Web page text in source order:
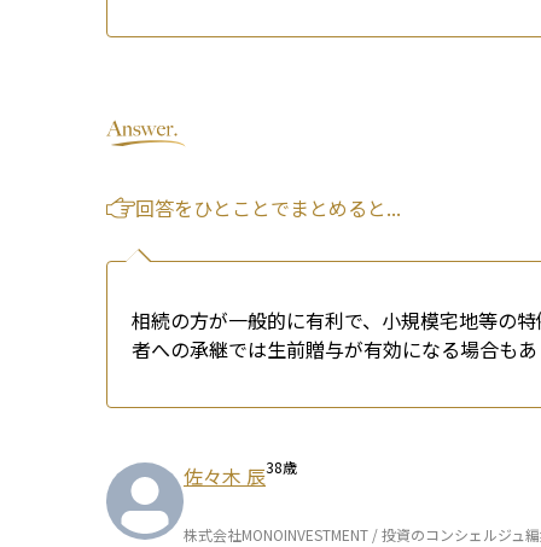
回答をひとことでまとめると...
相続の方が一般的に有利で、小規模宅地等の
者への承継では生前贈与が有効になる場合も
佐々木 辰38歳
株式会社MONOINVESTMENT / 投資のコンシェルジュ